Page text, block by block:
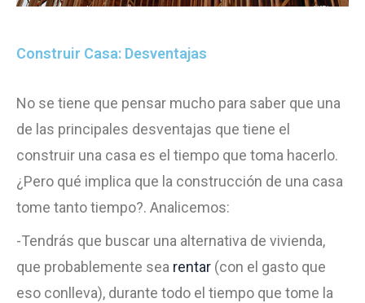
Construir Casa: Desventajas
No se tiene que pensar mucho para saber que una
de las principales desventajas que tiene el
construir una casa es el tiempo que toma hacerlo.
¿Pero qué implica que la construcción de una casa
tome tanto tiempo?. Analicemos:
-Tendrás que buscar una alternativa de vivienda,
que probablemente sea rentar (con el gasto que
eso conlleva), durante todo el tiempo que tome la